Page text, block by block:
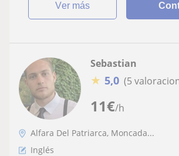
ver más
11€/h
Sebastian
★ 5,0 (5
Alfara Del Patriarca, Moncada...
Inglés